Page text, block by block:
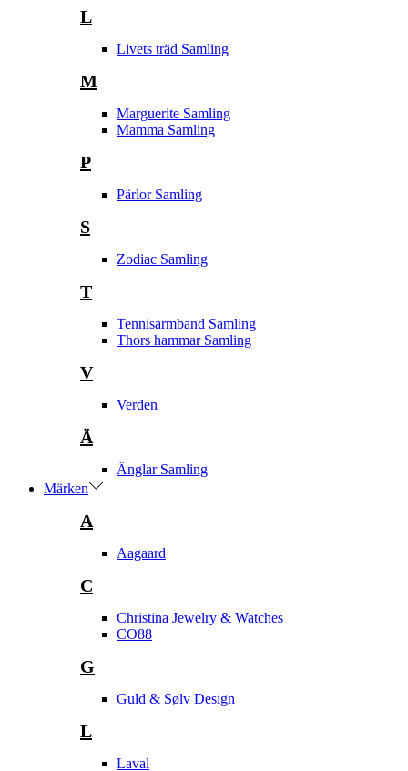
L
Livets träd Samling
M
Marguerite Samling
Mamma Samling
P
Pärlor Samling
S
Zodiac Samling
T
Tennisarmband Samling
Thors hammar Samling
V
Verden
Ä
Änglar Samling
Märken
A
Aagaard
C
Christina Jewelry & Watches
CO88
G
Guld & Sølv Design
L
Laval